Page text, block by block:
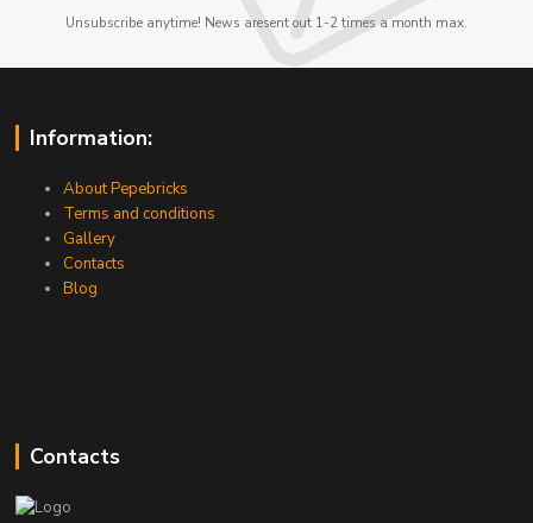
Unsubscribe anytime! News aresent out 1-2 times a month max.
Information:
About Pepebricks
Terms and conditions
Gallery
Contacts
Blog
Contacts